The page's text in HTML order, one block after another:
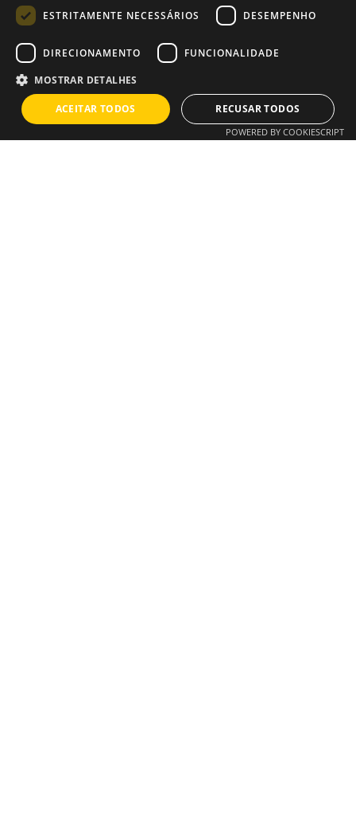
Andreia Dias
ESTRITAMENTE NECESSÁRIOS
DESEMPENHO
DIRECIONAMENTO FUNCIONALIDADE
MOSTRAR DETALHES
ACEITAR TODOS RECUSAR TODOS
POWERED BY COOKIESCRIPT